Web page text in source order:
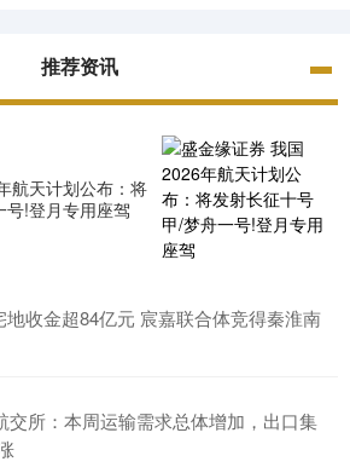
推荐资讯
航天计划公布：将
!登月专用座驾
地收金超84亿元 宸嘉联合体竞得秦淮南
交所：本周运输需求总体增加，出口集